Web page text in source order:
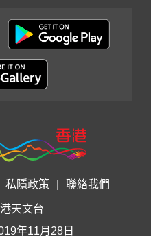
私隱政策 聯絡我們
天文台
年11月28日